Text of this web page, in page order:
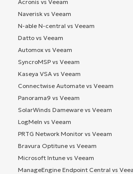
Acronis vs Veeam
Naverisk vs Veeam
N-able N-central vs Veeam
Datto vs Veeam
Automox vs Veeam
SyncroMSP vs Veeam
Kaseya VSA vs Veeam
Connectwise Automate vs Veeam
Panorama9 vs Veeam
SolarWinds Dameware vs Veeam
LogMeIn vs Veeam
PRTG Network Monitor vs Veeam
Bravura Optitune vs Veeam
Microsoft Intune vs Veeam
ManageEngine Endpoint Central vs